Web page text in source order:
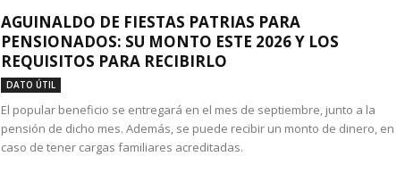
AGUINALDO DE FIESTAS PATRIAS PARA
PENSIONADOS: SU MONTO ESTE 2026 Y LOS
REQUISITOS PARA RECIBIRLO
DATO ÚTIL
El popular beneficio se entregará en el mes de septiembre, junto a la
pensión de dicho mes. Además, se puede recibir un monto de dinero, en
caso de tener cargas familiares acreditadas.